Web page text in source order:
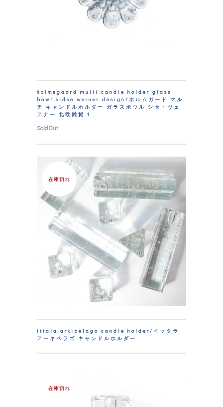
holmegaard multi candle holder glass
bowl sidse werner design/ホルムガード マル
チ キャンドルホルダー ガラスボウル シセ・ヴェ
アナー 北欧雑貨 1
SoldOut
在庫切れ
ittala arkipelago candle holder/イッタラ
アーキペラゴ キャンドルホルダー
在庫切れ